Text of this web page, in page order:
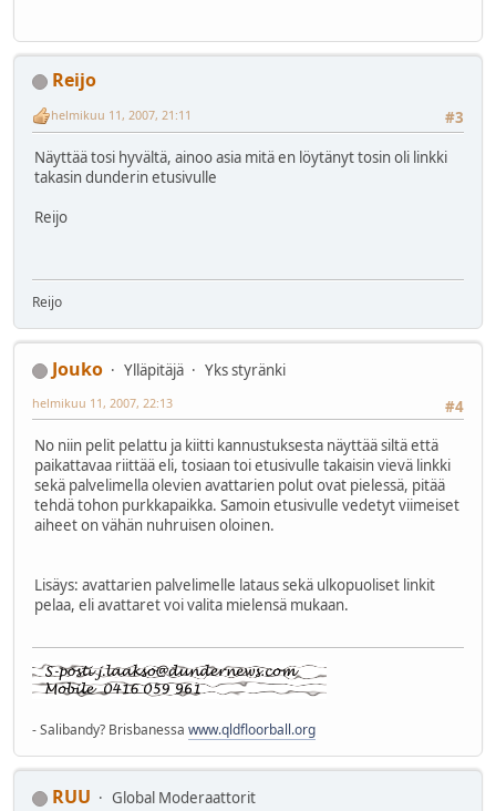
Reijo
#3
helmikuu 11, 2007, 21:11
Näyttää tosi hyvältä, ainoo asia mitä en löytänyt tosin oli linkki
takasin dunderin etusivulle
Reijo
Reijo
Jouko Ylläpitäjä
Yks styränki
#4
helmikuu 11, 2007, 22:13
No niin pelit pelattu ja kiitti kannustuksesta näyttää siltä että
paikattavaa riittää eli, tosiaan toi etusivulle takaisin vievä linkki
sekä palvelimella olevien avattarien polut ovat pielessä, pitää
tehdä tohon purkkapaikka. Samoin etusivulle vedetyt viimeiset
aiheet on vähän nuhruisen oloinen.
Lisäys: avattarien palvelimelle lataus sekä ulkopuoliset linkit
pelaa, eli avattaret voi valita mielensä mukaan.
- Salibandy? Brisbanessa www.qldfloorball.org
RUU
Global Moderaattorit